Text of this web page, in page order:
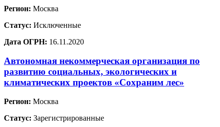
Регион: Москва
Статус: Исключенные
Дата ОГРН: 16.11.2020
Автономная некоммерческая организация по
развитию социальных, экологических и
климатических проектов «Сохраним лес»
Регион: Москва
Статус: Зарегистрированные